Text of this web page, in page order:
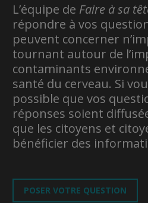
L’équipe de Faire à sa
répondre à vos
peuvent concerner
tournant autour de
contaminants
santé du cerveau. Si
possible que vos
réponses soient
que les citoyens et
bénéficier des
POSER VOTRE QUESTION